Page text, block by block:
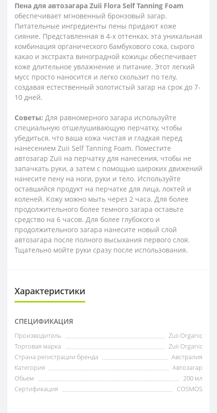
Пена для автозагара Zuii Flora Self Tanning Foam
обеспечивает мгновенный бронзовый загар.
Питательные ингредиенты пены придают коже
сияние. Представленная в 4-х оттенках, эта уникальная
комбинация органического бамбукового сока, сырого
какао и экстракта виноградной кожицы обеспечивает
коже длительное увлажнение и питание. Этот легкий
мусс просто наносится и легко скользит по телу,
создавая естественный золотистый загар на срок до 7-
10 дней.
Советы: Для равномерного загара используйте
специальную отшелушивающую перчатку, чтобы
убедиться, что ваша кожа чистая и гладкая перед
нанесением Zuii Self Tanning Foam. Поместите
автозагар Zuii на перчатку для нанесения, чтобы не
запачкать руки, а затем с помощью широких движений
нанесите пену на ноги, руки и тело. Используйте
оставшийся продукт на перчатке для лица, локтей и
коленей. Кожу можно мыть через 2 часа. Для более
продолжительного более темного загара оставьте
средство на 6 часов. Для более глубокого и
продолжительного загара нанесите новый слой
автозагара после полного высыхания первого слоя.
Тщательно мойте руки сразу после использования.
Характеристики
СПЕЦИФИКАЦИЯ
Производитель
Zuii Organic
Торговая марка
Zuii Organic
Страна регистрации бренда
Австралия
Категория
Автозагар
Обьем
200 мл
Сертификация
COSMOS